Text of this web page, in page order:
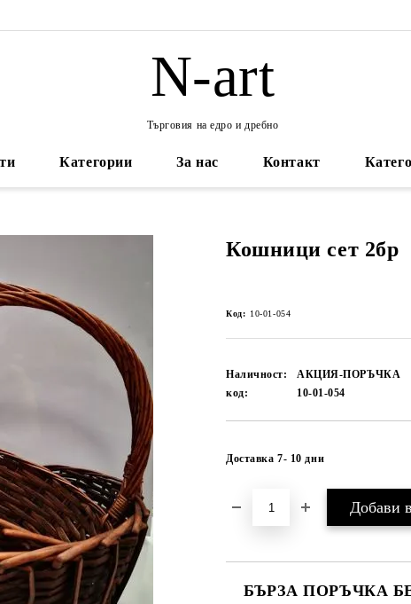
N-art
Търговия на едро и дребно
Категории За нас Контакт
Кошници сет 2бр
Код: 10-01-054
Наличност:
АКЦИЯ-ПОРЪЧКА
код:
10-01-054
Доставка 7- 10 дни
БЪРЗА ПОРЪЧКА